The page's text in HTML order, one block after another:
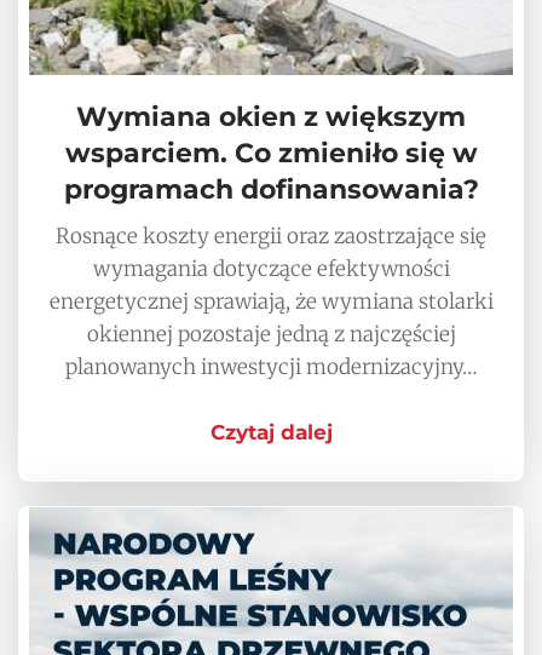
Wymiana okien z większym
wsparciem. Co zmieniło się w
programach dofinansowania?
Rosnące koszty energii oraz zaostrzające się
wymagania dotyczące efektywności
energetycznej sprawiają, że wymiana stolarki
okiennej pozostaje jedną z najczęściej
planowanych inwestycji modernizacyjny…
Czytaj dalej